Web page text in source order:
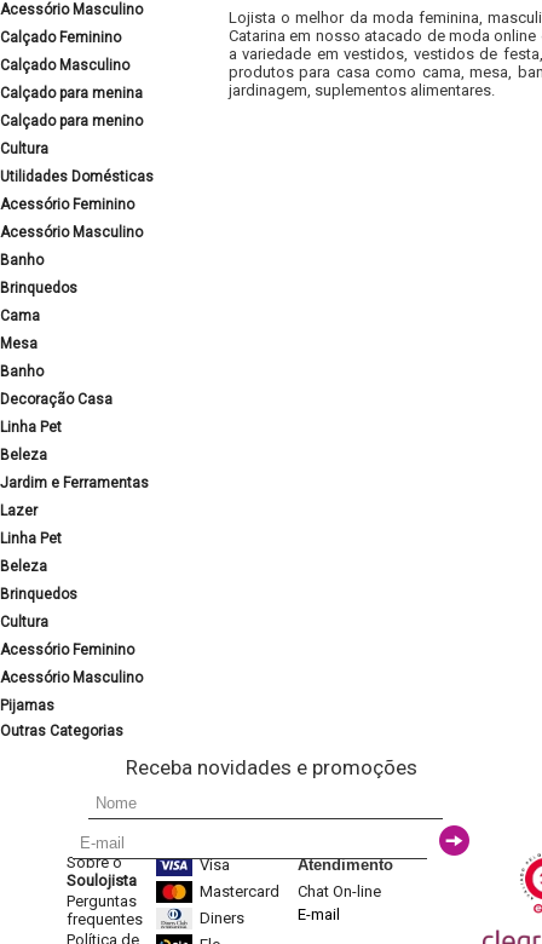
Acessório Masculino
Calçado Feminino
Calçado Masculino
Calçado para menina
Calçado para menino
Cultura
Utilidades Domésticas
Acessório Feminino
Acessório Masculino
Banho
Brinquedos
Cama
Mesa
Banho
Decoração Casa
Linha Pet
Beleza
Jardim e Ferramentas
Lazer
Linha Pet
Beleza
Brinquedos
Cultura
Acessório Feminino
Acessório Masculino
Pijamas
Outras Categorias
Lojista o melhor da moda feminina,
Catarina em nosso atacado de moda
a variedade em vestidos, vestidos de
produtos para casa como cama, mesa,
jardinagem, suplementos alimentares.
Receba novidades e promoções
Sobre o
Soulojista
Perguntas
frequentes
Política de
Visa
Mastercard
Diners
Atendimento
Chat On-line
E-mail